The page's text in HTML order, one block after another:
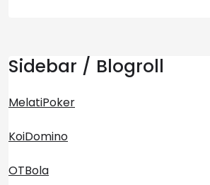
Sidebar / Blogroll
MelatiPoker
KoiDomino
OTBola